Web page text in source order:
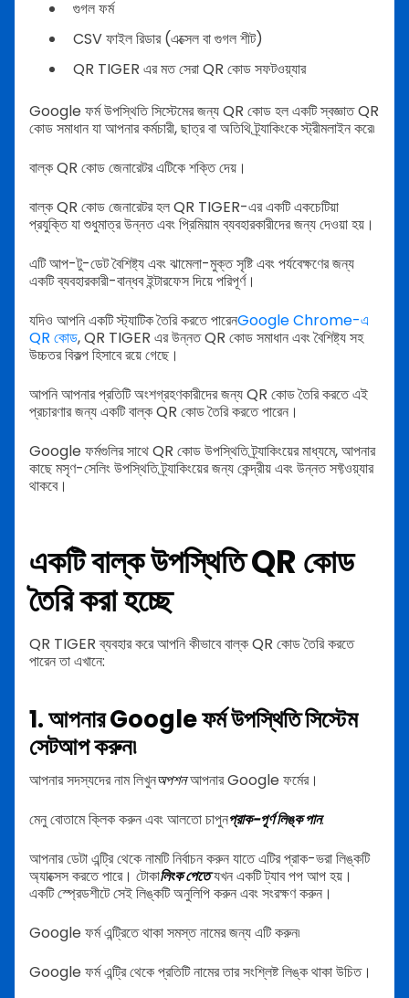
গুগল ফর্ম
CSV ফাইল রিডার (এক্সেল বা গুগল শীট)
QR TIGER এর মত সেরা QR কোড সফটওয়্যার
Google ফর্ম উপস্থিতি সিস্টেমের জন্য QR কোড হল একটি স্বজ্ঞাত QR
কোড সমাধান যা আপনার কর্মচারী, ছাত্র বা অতিথি ট্র্যাকিংকে স্ট্রীমলাইন করে৷
বাল্ক QR কোড জেনারেটর এটিকে শক্তি দেয়।
বাল্ক QR কোড জেনারেটর হল QR TIGER-এর একটি একচেটিয়া
প্রযুক্তি যা শুধুমাত্র উন্নত এবং প্রিমিয়াম ব্যবহারকারীদের জন্য দেওয়া হয়।
এটি আপ-টু-ডেট বৈশিষ্ট্য এবং ঝামেলা-মুক্ত সৃষ্টি এবং পর্যবেক্ষণের জন্য
একটি ব্যবহারকারী-বান্ধব ইন্টারফেস দিয়ে পরিপূর্ণ।
যদিও আপনি একটি স্ট্যাটিক তৈরি করতে পারেনGoogle Chrome-এ
QR কোড, QR TIGER এর উন্নত QR কোড সমাধান এবং বৈশিষ্ট্য সহ
উচ্চতর বিকল্প হিসাবে রয়ে গেছে।
আপনি আপনার প্রতিটি অংশগ্রহণকারীদের জন্য QR কোড তৈরি করতে এই
প্রচারণার জন্য একটি বাল্ক QR কোড তৈরি করতে পারেন।
Google ফর্মগুলির সাথে QR কোড উপস্থিতি ট্র্যাকিংয়ের মাধ্যমে, আপনার
কাছে মসৃণ-সেলিং উপস্থিতি ট্র্যাকিংয়ের জন্য কেন্দ্রীয় এবং উন্নত সফ্টওয়্যার
থাকবে।
একটি বাল্ক উপস্থিতি QR কোড
তৈরি করা হচ্ছে
QR TIGER ব্যবহার করে আপনি কীভাবে বাল্ক QR কোড তৈরি করতে
পারেন তা এখানে:
1. আপনার Google ফর্ম উপস্থিতি সিস্টেম
সেটআপ করুন৷
আপনার সদস্যদের নাম লিখুনঅপশনআপনার Google ফর্মের।
মেনু বোতামে ক্লিক করুন এবং আলতো চাপুনপ্রাক-পূর্ণ লিঙ্ক পান.
আপনার ডেটা এন্ট্রি থেকে নামটি নির্বাচন করুন যাতে এটির প্রাক-ভরা লিঙ্কটি
অ্যাক্সেস করতে পারে। টোকালিংক পেতেযখন একটি ট্যাব পপ আপ হয়।
একটি স্প্রেডশীটে সেই লিঙ্কটি অনুলিপি করুন এবং সংরক্ষণ করুন।
Google ফর্ম এন্ট্রিতে থাকা সমস্ত নামের জন্য এটি করুন৷
Google ফর্ম এন্ট্রি থেকে প্রতিটি নামের তার সংশ্লিষ্ট লিঙ্ক থাকা উচিত।